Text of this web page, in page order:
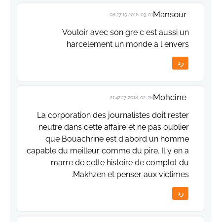
Mansour
2018-03-01 08:27:15
Vouloir avec son gre c est aussi un
harcelement un monde a l envers
رد
Mohcine
2018-02-28 21:42:27
La corporation des journalistes doit rester
neutre dans cette affaire et ne pas oublier
que Bouachrine est d'abord un homme
capable du meilleur comme du pire. Il y en a
marre de cette histoire de complot du
Makhzen et penser aux victimes.
رد